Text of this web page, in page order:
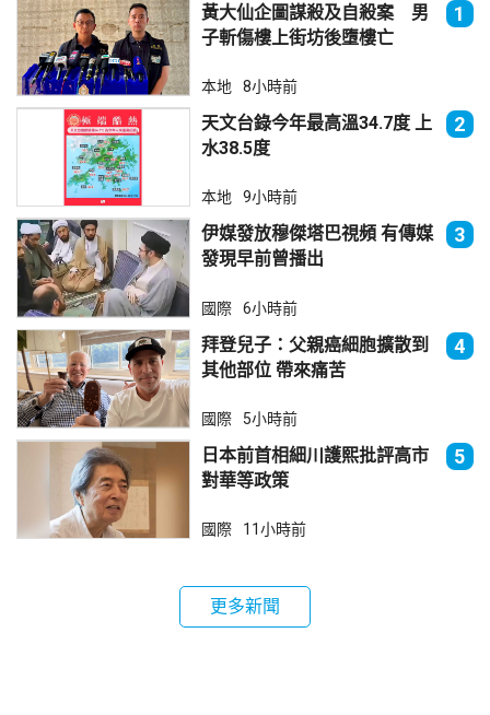
黃大仙企圖謀殺及自殺案 男
子斬傷樓上街坊後墮樓亡
1
本地 8小時前
天文台錄今年最高溫34.7度 上
水38.5度
2
本地 9小時前
伊媒發放穆傑塔巴視頻 有傳媒
發現早前曾播出
3
國際 6小時前
拜登兒子：父親癌細胞擴散到
其他部位 帶來痛苦
4
國際 5小時前
日本前首相細川護熙批評高市
對華等政策
5
國際 11小時前
更多新聞